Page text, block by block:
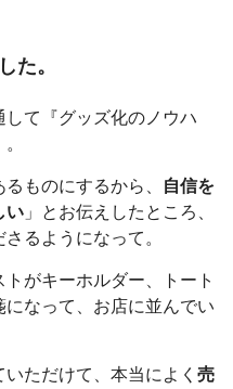
た。
て『グッズ化のノウハ
ものにするから、
自信を
い 」とお伝えしたところ、
るようになって。
がキーホルダー、トート
なって、お店に並んでい
いただけて、本当によく 売